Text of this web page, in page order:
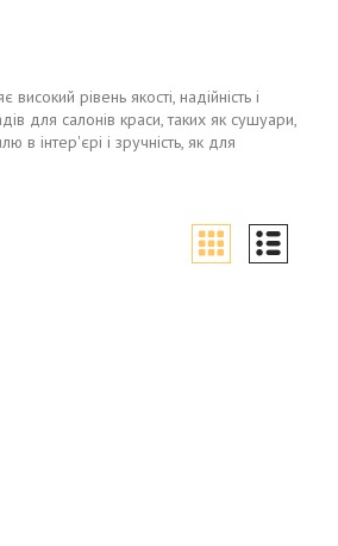
рівень якості, надійність і
для салонів краси, таких як сушуари,
в інтер'єрі і зручність, як для